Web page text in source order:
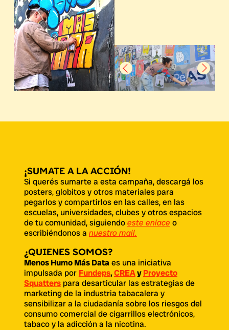
¡SUMATE A LA ACCIÓN!
Si querés sumarte a esta campaña, descargá los
posters, globitos y otros materiales para
pegarlos y compartirlos en las calles, en las
escuelas, universidades, clubes y otros espacios
de tu comunidad, siguiendoeste enlace o
escribiéndonos a nuestro mail.
¿QUIENES SOMOS?
Menos Humo Más Dataes una iniciativa
impulsada por Fundeps,CREAyProyecto
Squatterspara desarticular las estrategias de
marketing de la industria tabacalera y
sensibilizar a la ciudadanía sobre los riesgos del
consumo comercial de cigarrillos electrónicos,
tabaco y la adicción a la nicotina.